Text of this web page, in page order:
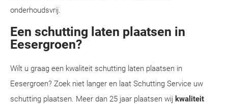
onderhoudsvrij.
Een schutting laten plaatsen in
Eesergroen?
Wilt u graag een kwaliteit schutting laten plaatsen in
Eesergroen? Zoek niet langer en laat Schutting Service uw
schutting plaatsen. Meer dan 25 jaar plaatsen wij kwaliteit